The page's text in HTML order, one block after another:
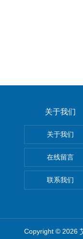
关于我们
关于我们
在线留言
联系我们
Copyright © 2026